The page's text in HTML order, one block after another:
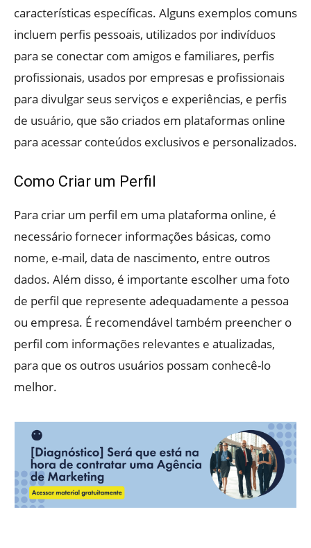
características específicas. Alguns exemplos comuns
incluem perfis pessoais, utilizados por indivíduos
para se conectar com amigos e familiares, perfis
profissionais, usados por empresas e profissionais
para divulgar seus serviços e experiências, e perfis
de usuário, que são criados em plataformas online
para acessar conteúdos exclusivos e personalizados.
Como Criar um Perfil
Para criar um perfil em uma plataforma online, é
necessário fornecer informações básicas, como
nome, e-mail, data de nascimento, entre outros
dados. Além disso, é importante escolher uma foto
de perfil que represente adequadamente a pessoa
ou empresa. É recomendável também preencher o
perfil com informações relevantes e atualizadas,
para que os outros usuários possam conhecê-lo
melhor.